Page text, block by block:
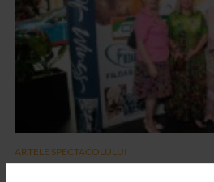
ARTELE SPECTACOLULUI